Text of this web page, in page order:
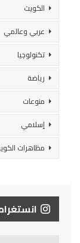
الكويت
عربي وعالمي
تكنولوجيا
رياضة
منوعات
إسلامي
مظاهرات